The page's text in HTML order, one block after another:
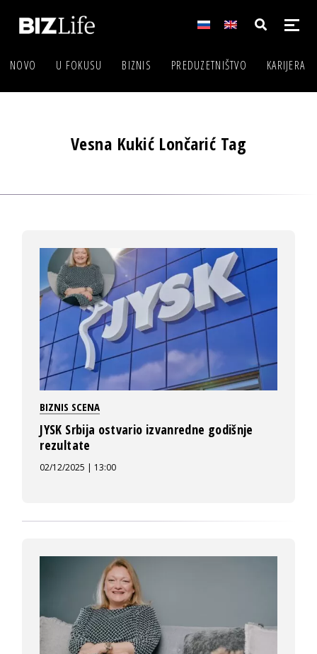
NOVO U FOKUSU BIZNIS PREDUZETNIŠTVO KARIJERA
Vesna Kukić Lončarić Tag
BIZNIS SCENA
JYSK Srbija ostvario izvanredne godišnje
rezultate
02/12/2025 | 13:00